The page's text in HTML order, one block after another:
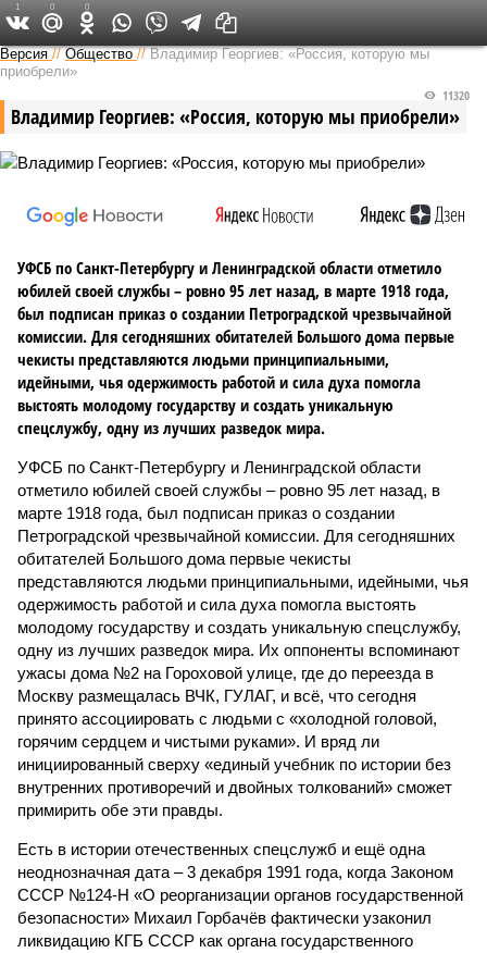
Версия на Неве
Версия //Общество //Владимир Георгиев: «Россия, которую мы
приобрели»
Владимир Георгиев: «Россия, которую мы приобрели»
11320
УФСБ по Санкт-Петербургу и Ленинградской области отметило
юбилей своей службы – ровно 95 лет назад, в марте 1918 года,
был подписан приказ о создании Петроградской чрезвычайной
комиссии. Для сегодняшних обитателей Большого дома первые
чекисты представляются людьми принципиальными,
идейными, чья одержимость работой и сила духа помогла
выстоять молодому государству и создать уникальную
спецслужбу, одну из лучших разведок мира.
УФСБ по Санкт-Петербургу и Ленинградской области
отметило юбилей своей службы – ровно 95 лет назад, в
марте 1918 года, был подписан приказ о создании
Петроградской чрезвычайной комиссии. Для сегодняшних
обитателей Большого дома первые чекисты
представляются людьми принципиальными, идейными, чья
одержимость работой и сила духа помогла выстоять
молодому государству и создать уникальную спецслужбу,
одну из лучших разведок мира. Их оппоненты вспоминают
ужасы дома №2 на Гороховой улице, где до переезда в
Москву размещалась ВЧК, ГУЛАГ, и всё, что сегодня
принято ассоциировать с людьми с «холодной головой,
горячим сердцем и чистыми руками». И вряд ли
инициированный сверху «единый учебник по истории без
внутренних противоречий и двойных толкований» сможет
примирить обе эти правды.
Есть в истории отечественных спецслужб и ещё одна
неоднозначная дата – 3 декабря 1991 года, когда Законом
СССР №124-Н «О реорганизации органов государственной
безопасности» Михаил Горбачёв фактически узаконил
ликвидацию КГБ СССР как органа государственного
1 0 0